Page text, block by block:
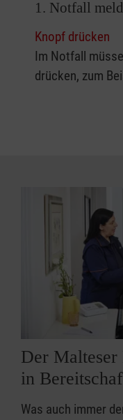
1. Notfall
Knopf drücken
Im Notfall
drücken, zum
Der
in
Was auch immer